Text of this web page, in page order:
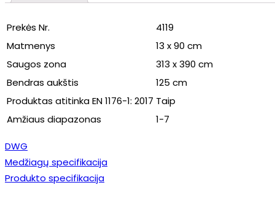
Prekės Nr.
4119
Matmenys
13 x 90 cm
Saugos zona
313 x 390 cm
Bendras aukštis
125 cm
Produktas atitinka EN 1176-1: 2017 Taip
Amžiaus diapazonas
1-7
DWG
Medžiagų specifikacija
Produkto specifikacija